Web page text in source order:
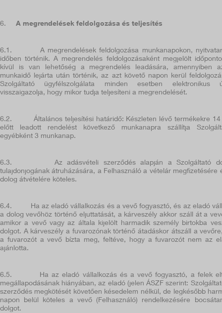
6. A megrendelések feldolgozása és teljesítés
6.1. A megrendelések feldolgozása munkanapokon,
időben történik. A megrendelés feldolgozásaként megjelölt
kívül is van lehetőség a megrendelés leadására, amennyiben
munkaidő lejárta után történik, az azt követő napon kerül
Szolgáltató ügyfélszolgálata minden esetben elektronikus
visszaigazolja, hogy mikor tudja teljesíteni a megrendelését.
6.2.
Általános teljesítési határidő: Készleten lévő termékekre
előtt leadott rendelést következő munkanapra szállítja
egyébként 3 munkanap.
6.3.
Az adásvételi szerződés alapján a Szolgáltató
tulajdonjogának átruházására, a Felhasználó a vételár megfizetésére
dolog átvételére köteles.
6.4.
Ha az eladó vállalkozás és a vevő fogyasztó, és az eladó
a dolog vevőhöz történő eljuttatását, a kárveszély akkor száll át a
amikor a vevő vagy az általa kijelölt harmadik személy birtokba
dolgot. A kárveszély a fuvarozónak történő átadáskor átszáll a
a fuvarozót a vevő bízta meg, feltéve, hogy a fuvarozót nem az
ajánlotta.
6.5.
Ha az eladó vállalkozás és a vevő fogyasztó, a felek
megállapodásának hiányában, az eladó (jelen ÁSZF szerint:
szerződés megkötését követően késedelem nélkül, de legkésőbb
napon belül köteles a vevő (Felhasználó) rendelkezésére
dolgot.